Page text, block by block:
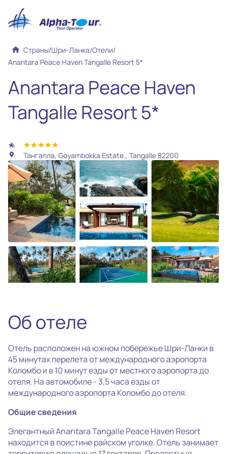
home Страны/Шри-Ланка/Отели/
Anantara Peace Haven Tangalle Resort 5*
Anantara Peace Haven
Tangalle Resort 5*
hotel_class starstarstarstarstar
location_on
Тангалла, Goyambokka Estate., Tangalle 82200
photo_camera
Все фотографии
(28)
Об отеле
Отель расположен на южном побережье Шри-Ланки в
45 минутах перелета от международного аэропорта
Коломбо и в 10 минут езды от местного аэропорта до
отеля. На автомобиле - 3,5 часа езды от
международного аэропорта Коломбо до отеля.
Общие сведения
Элегантный Anantara Tangalle Peace Haven Resort
находится в поистине райском уголке. Отель занимает